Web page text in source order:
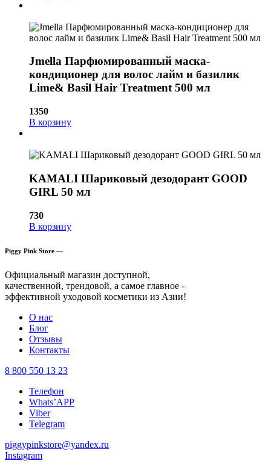
Jmella Парфюмированный маска-
кондиционер для волос лайм и базилик
Lime& Basil Hair Treatment 500 мл
1350
В корзину
KAMALI Шариковый дезодорант GOOD
GIRL 50 мл
730
В корзину
Piggy Pink Store —
Официальный магазин доступной,
качественной, трендовой, а самое главное -
эффективной уходовой косметики из Азии!
О нас
Блог
Отзывы
Контакты
8 800 550 13 23
Телефон
Whats’APP
Viber
Telegram
piggypinkstore@yandex.ru
Instagram